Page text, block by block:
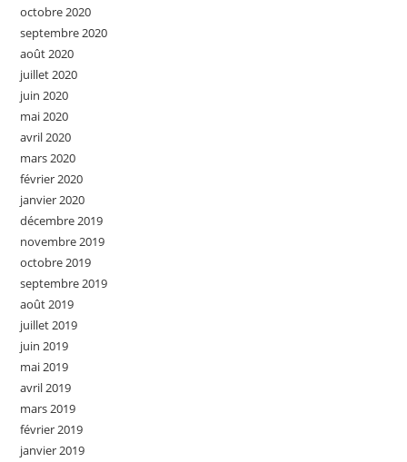
octobre 2020
septembre 2020
août 2020
juillet 2020
juin 2020
mai 2020
avril 2020
mars 2020
février 2020
janvier 2020
décembre 2019
novembre 2019
octobre 2019
septembre 2019
août 2019
juillet 2019
juin 2019
mai 2019
avril 2019
mars 2019
février 2019
janvier 2019